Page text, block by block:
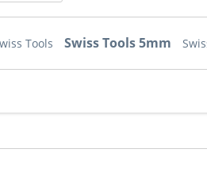
Tools Swiss Tools 5mm